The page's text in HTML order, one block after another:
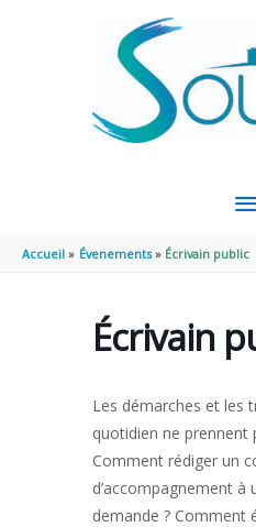
Accueil Évenements Écrivain public
Écrivain
Les démarches et les
quotidien ne prennent
Comment rédiger un
d’accompagnement à
demande ? Comment